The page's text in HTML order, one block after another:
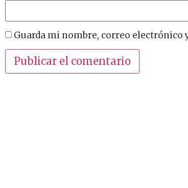
Guarda mi nombre, correo electrónico